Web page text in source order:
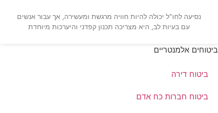
נסיעה לחו"ל יכולה להיות חוויה מרגשת ומעשירה, אך עבור אנשים
עם בעיות לב, היא מצריכה תכנון קפדני והיערכות מיוחדת
ביטוחים אלמנטריים
ביטוח דירה
ביטוח חברות כח אדם